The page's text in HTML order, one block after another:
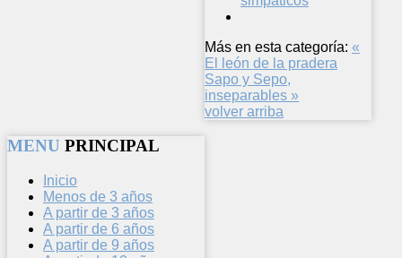
Más en esta categoría: «
El león de la pradera
Sapo y Sepo,
inseparables »
volver arriba
MENU PRINCIPAL
Inicio
Menos de 3 años
A partir de 3 años
A partir de 6 años
A partir de 9 años